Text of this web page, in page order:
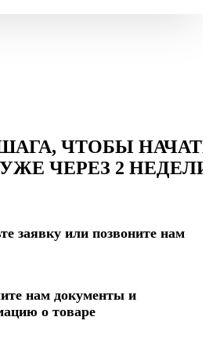
ЧТОБЫ
ЧЕРЕЗ 2
заявку или позвоните нам
нам документы и
о товаре